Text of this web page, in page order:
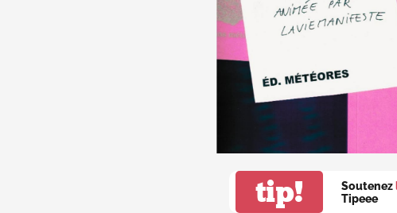
tip! Soutenez
Tipeee